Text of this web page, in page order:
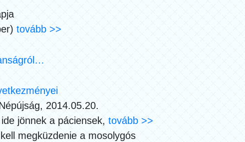
tovább >>
2014.05.20.
jönnek a páciensek, tovább >>
megküzdenie a mosolygós